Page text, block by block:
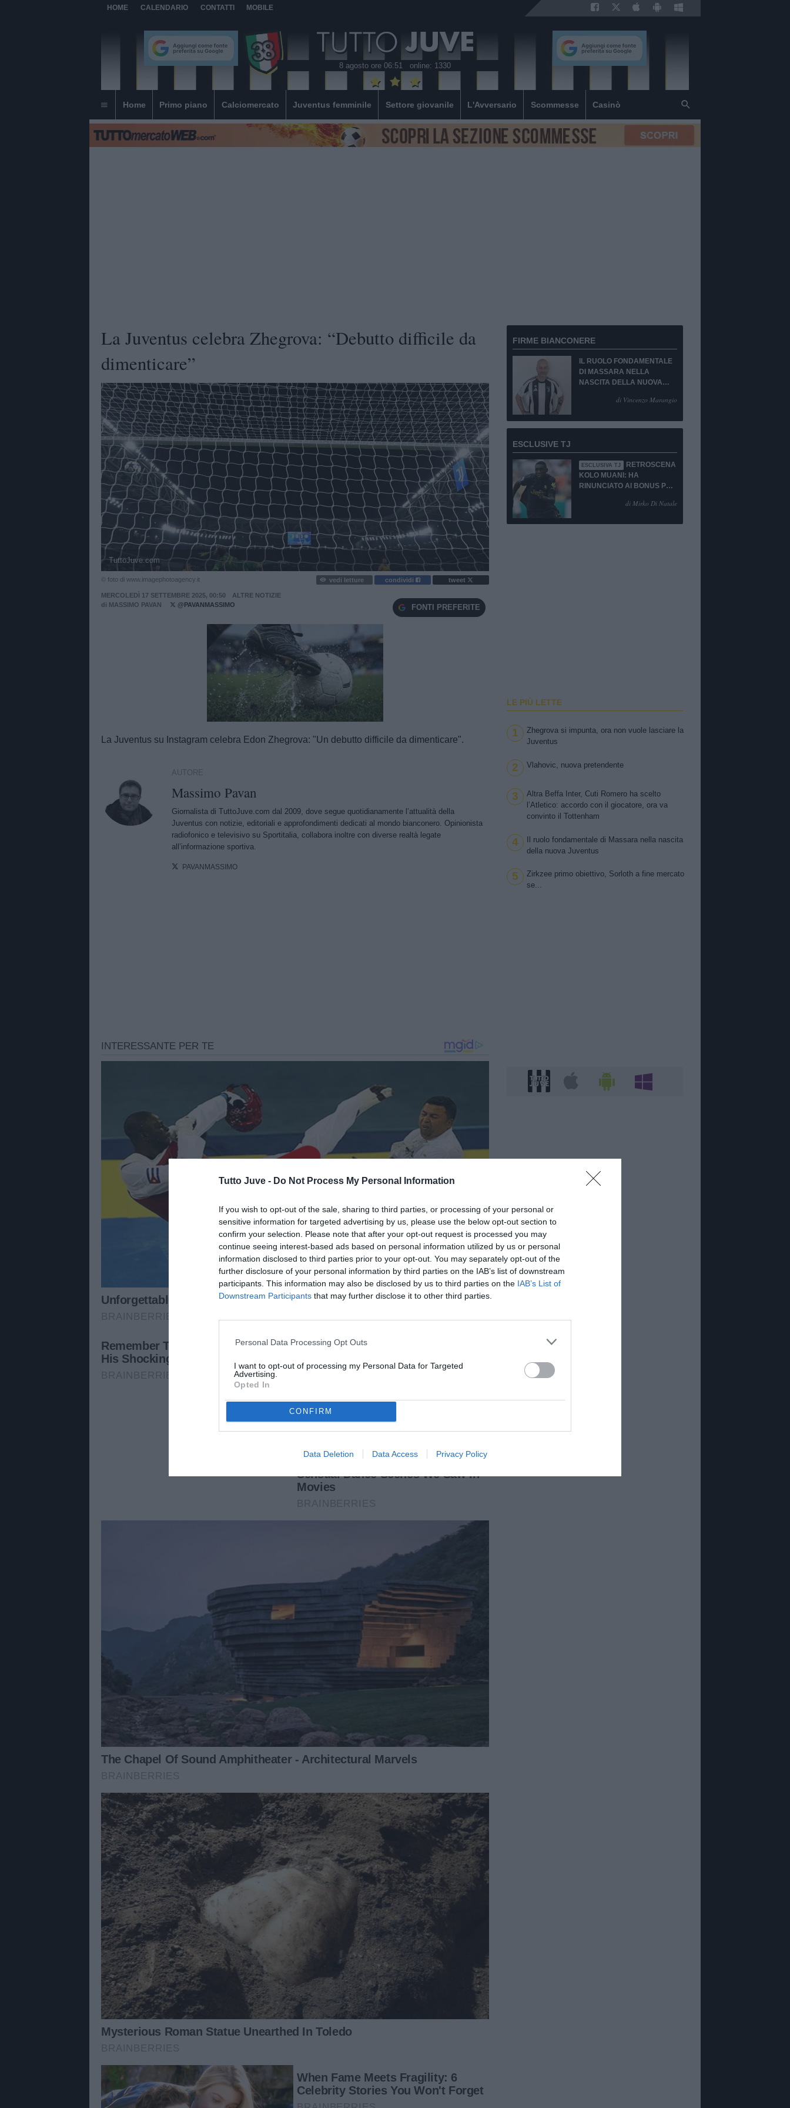
Tutto Juve - Do Not Process My Personal Information
If you wish to opt-out of the sale, sharing to third parties, or processing of your personal or
sensitive information for targeted advertising by us, please use the below opt-out section to
confirm your selection. Please note that after your opt-out request is processed you may
continue seeing interest-based ads based on personal information utilized by us or personal
information disclosed to third parties prior to your opt-out. You may separately opt-out of the
further disclosure of your personal information by third parties on the IAB’s list of downstream
participants. This information may also be disclosed by us to third parties on the IAB’s List of
Downstream Participants that may further disclose it to other third parties.
Personal Data Processing Opt Outs
I want to opt-out of processing my Personal Data for Targeted
Advertising.
Opted In
CONFIRM
Data Deletion Data Access Privacy Policy
HOME CALENDARIO CONTATTI MOBILE
8 agosto ore 06:51 online: 1330
Home Primo piano Calciomercato Juventus femminile Settore giovanile L'Avversario Scommesse Casinò
La Juventus celebra Zhegrova: “Debutto difficile da
dimenticare”
TuttoJuve.com
© foto di www.imagephotoagency.it vedi letture condividi tweet
MERCOLEDÌ 17 SETTEMBRE 2025, 00:50
ALTRE NOTIZIE
di MASSIMO PAVAN @PAVANMASSIMO FONTI PREFERITE
Unmute
Loaded
100.00%
La Juventus su Instagram celebra Edon Zhegrova: "Un debutto difficile da dimenticare".
AUTORE
Massimo Pavan
Giornalista di TuttoJuve.com dal 2009, dove segue quotidianamente l’attualità della
Juventus con notizie, editoriali e approfondimenti dedicati al mondo bianconero. Opinionista
radiofonico e televisivo su Sportitalia, collabora inoltre con diverse realtà legate
all’informazione sportiva.
PAVANMASSIMO
FIRME BIANCONERE
IL RUOLO FONDAMENTALE
DI MASSARA NELLA
NASCITA DELLA NUOVA
di Vincenzo Marangio
ESCLUSIVE TJ
ESCLUSIVA TJ
RETROSCENA
KOLO MUANI: HA
RINUNCIATO AI BONUS PUR
di Mirko Di Natale
LE PIÙ LETTE
1
Zhegrova si impunta, ora non vuole lasciare la
Juventus
2 Vlahovic, nuova pretendente
3
Altra Beffa Inter, Cuti Romero ha scelto
l’Atletico: accordo con il giocatore, ora va
convinto il Tottenham
4
Il ruolo fondamentale di Massara nella nascita
della nuova Juventus
5
Zirkzee primo obiettivo, Sorloth a fine mercato
se...